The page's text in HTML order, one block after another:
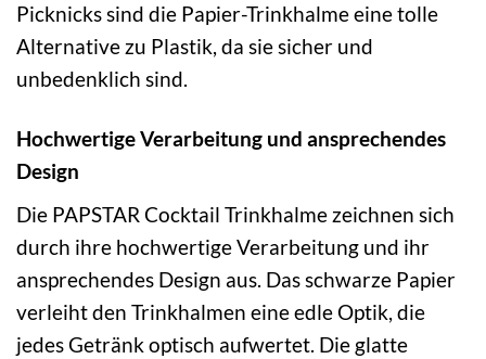
Picknicks sind die Papier-Trinkhalme eine tolle
Alternative zu Plastik, da sie sicher und
unbedenklich sind.
Hochwertige Verarbeitung und ansprechendes
Design
Die PAPSTAR Cocktail Trinkhalme zeichnen sich
durch ihre hochwertige Verarbeitung und ihr
ansprechendes Design aus. Das schwarze Papier
verleiht den Trinkhalmen eine edle Optik, die
jedes Getränk optisch aufwertet. Die glatte